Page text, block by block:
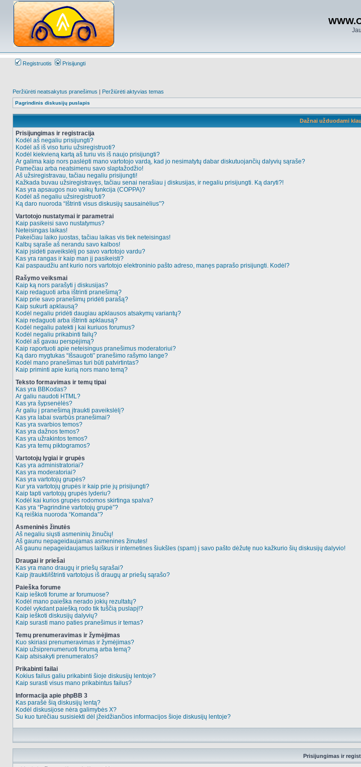
Registruotis Prisijungti
Peržiūrėti neatsakytus pranešimus | Peržiūrėti aktyvias temas
Pagrindinis diskusijų puslapis
Dažnai užduodami
Prisijungimas ir registracija
Kodėl aš negaliu prisijungti?
Kodėl aš iš viso turiu užsiregistruoti?
Kodėl kiekvieną kartą aš turiu vis iš naujo prisijungti?
Ar galima kaip nors paslėpti mano vartotojo vardą, kad jo nesimatytų dabar diskutuojančių dalyvių sąraše?
Pamečiau arba neatsimenu savo slaptažodžio!
Aš užsiregistravau, tačiau negaliu prisijungti!
Kažkada buvau užsiregistravęs, tačiau senai nerašiau į diskusijas, ir negaliu prisijungti. Ką daryti?!
Kas yra apsaugos nuo vaikų funkcija (COPPA)?
Kodėl aš negaliu užsiregistruoti?
Ką daro nuoroda “Ištrinti visus diskusijų sausainėlius”?
Vartotojo nustatymai ir parametrai
Kaip pasikeisi savo nustatymus?
Neteisingas laikas!
Pakeičiau laiko juostas, tačiau laikas vis tiek neteisingas!
Kalbų sąraše aš nerandu savo kalbos!
Kaip įsidėti paveikslėlį po savo vartotojo vardu?
Kas yra rangas ir kaip man jį pasikeisti?
Kai paspaudžiu ant kurio nors vartotojo elektroninio pašto adreso, manęs paprašo prisijungti. Kodėl?
Rašymo veiksmai
Kaip ką nors parašyti į diskusijas?
Kaip redaguoti arba ištrinti pranešimą?
Kaip prie savo pranešimų pridėti parašą?
Kaip sukurti apklausą?
Kodėl negaliu pridėti daugiau apklausos atsakymų variantų?
Kaip redaguoti arba ištrinti apklausą?
Kodėl negaliu patekti į kai kuriuos forumus?
Kodėl negaliu prikabinti failų?
Kodėl aš gavau perspėjimą?
Kaip raportuoti apie neteisingus pranešimus moderatoriui?
Ką daro mygtukas “Išsaugoti” pranešimo rašymo lange?
Kodėl mano pranešimas turi būti patvirtintas?
Kaip priminti apie kurią nors mano temą?
Teksto formavimas ir temų tipai
Kas yra BBKodas?
Ar galiu naudoti HTML?
Kas yra šypsenėlės?
Ar galiu į pranešimą įtraukti paveikslėlį?
Kas yra labai svarbūs pranešimai?
Kas yra svarbios temos?
Kas yra dažnos temos?
Kas yra užrakintos temos?
Kas yra temų piktogramos?
Vartotojų lygiai ir grupės
Kas yra administratoriai?
Kas yra moderatoriai?
Kas yra vartotojų grupės?
Kur yra vartotojų grupės ir kaip prie jų prisijungti?
Kaip tapti vartotojų grupės lyderiu?
Kodėl kai kurios grupės rodomos skirtinga spalva?
Kas yra “Pagrindinė vartotojų grupė”?
Ką reiškia nuoroda “Komanda”?
Asmeninės žinutės
Aš negaliu siųsti asmeninių žinučių!
Aš gaunu nepageidaujamas asmenines žinutes!
Aš gaunu nepageidaujamus laiškus ir internetines šiukšles (spam) į savo pašto dėžutę nuo kažkurio šių diskusijų dalyvio!
Draugai ir priešai
Kas yra mano draugų ir priešų sąrašai?
Kaip įtraukti/ištrinti vartotojus iš draugų ar priešų sąrašo?
Paieška forume
Kaip ieškoti forume ar forumuose?
Kodėl mano paieška nerado jokių rezultatų?
Kodėl vykdant paiešką rodo tik tuščią puslapį!?
Kaip ieškoti diskusijų dalyvių?
Kaip surasti mano paties pranešimus ir temas?
Temų prenumeravimas ir žymėjimas
Kuo skiriasi prenumeravimas ir žymėjimas?
Kaip užsiprenumeruoti forumą arba temą?
Kaip atsisakyti prenumeratos?
Prikabinti failai
Kokius failus galiu prikabinti šioje diskusijų lentoje?
Kaip surasti visus mano prikabintus failus?
Informacija apie phpBB 3
Kas parašė šią diskusijų lentą?
Kodėl diskusijose nėra galimybės X?
Su kuo turėčiau susisiekti dėl įžeidžiančios informacijos šioje diskusijų lentoje?
Prisijungimas ir